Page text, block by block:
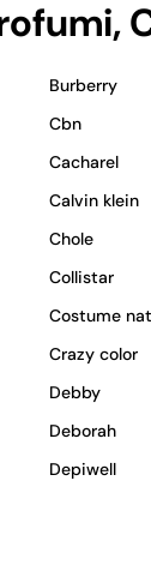
Burberry
Cbn
Cacharel
Calvin klein
Chole
Collistar
Costume
Crazy color
Debby
Deborah
Depiwell